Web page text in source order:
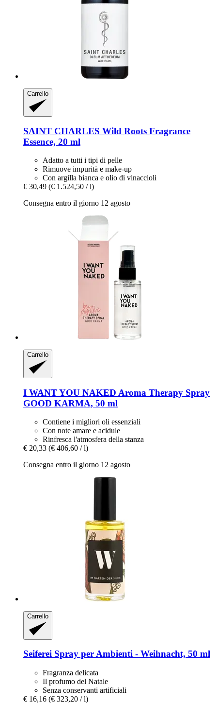
Carrello
SAINT CHARLES Wild Roots Fragrance
Essence, 20 ml
Adatto a tutti i tipi di pelle
Rimuove impurità e make-up
Con argilla bianca e olio di vinaccioli
€ 30,49 (€ 1.524,50 / l)
Consegna entro il giorno 12 agosto
Carrello
I WANT YOU NAKED Aroma Therapy Spray
GOOD KARMA, 50 ml
Contiene i migliori oli essenziali
Con note amare e acidule
Rinfresca l'atmosfera della stanza
€ 20,33 (€ 406,60 / l)
Consegna entro il giorno 12 agosto
Carrello
Seiferei Spray per Ambienti -​ Weihnacht, 50 ml
Fragranza delicata
Il profumo del Natale
Senza conservanti artificiali
€ 16,16 (€ 323,20 / l)